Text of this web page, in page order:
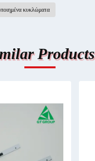
κυκλώματα
Products